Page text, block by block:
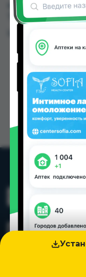
заказать в
TJS в Душанбе и